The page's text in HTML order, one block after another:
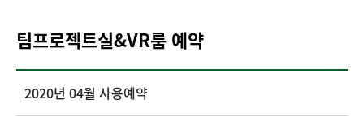
팀프로젝트실&VR룸 예약
2020년 04월 사용예약